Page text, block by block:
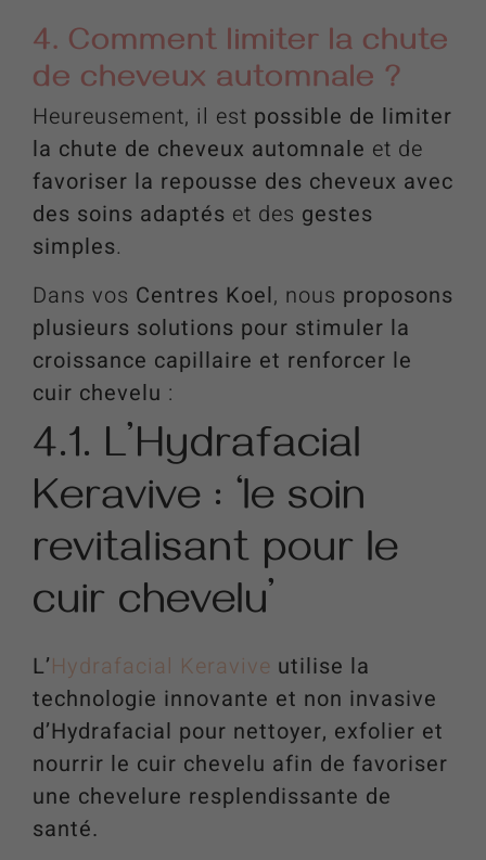
4. Comment limiter la chute
de cheveux automnale ?
Heureusement, il est possible de limiter
la chute de cheveux automnale et de
favoriser la repousse des cheveux avec
des soins adaptés et des gestes
simples.
Dans vos Centres Koel, nous proposons
plusieurs solutions pour stimuler la
croissance capillaire et renforcer le
cuir chevelu :
4.1. L’Hydrafacial
Keravive : ‘le soin
revitalisant pour le
cuir chevelu’
L’Hydrafacial Keravive utilise la
technologie innovante et non invasive
d’Hydrafacial pour nettoyer, exfolier et
nourrir le cuir chevelu afin de favoriser
une chevelure resplendissante de
santé.